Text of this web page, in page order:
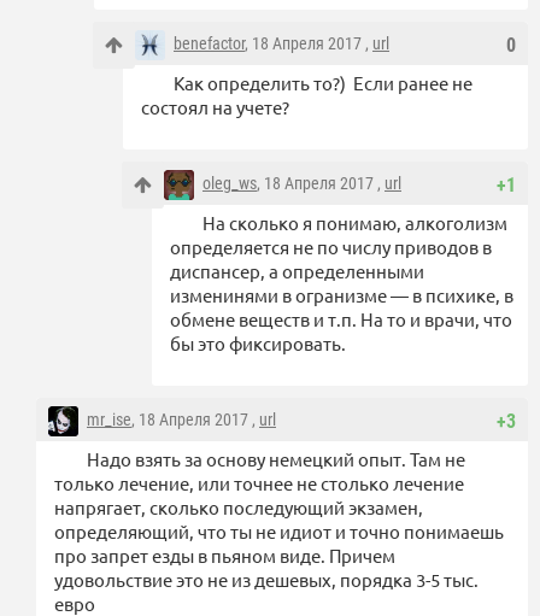
0
benefactor, 18 Апреля 2017 , url
Как определить то?) Если ранее не
состоял на учете?
+1
oleg_ws, 18 Апреля 2017 , url
На сколько я понимаю, алкоголизм
определяется не по числу приводов в
диспансер, а определенными
изменинями в огранизме — в психике, в
обмене веществ и т.п. На то и врачи, что
бы это фиксировать.
+3
mr_ise, 18 Апреля 2017 , url
Надо взять за основу немецкий опыт. Там не
только лечение, или точнее не столько лечение
напрягает, сколько последующий экзамен,
определяющий, что ты не идиот и точно понимаешь
про запрет езды в пьяном виде. Причем
удовольствие это не из дешевых, порядка 3-5 тыс.
евро